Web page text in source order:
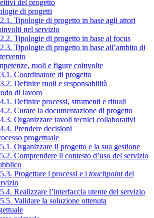
del progetto
di progetti
Tipologie di progetto in base agli attori
nel servizio
Tipologie di progetto in base al focus
Tipologie di progetto in base all’ambito di
ruoli e figure coinvolte
Coordinatore di progetto
Definire ruoli e responsabilità
di lavoro
Definire processi, strumenti e rituali
Curare la documentazione di progetto
Organizzare tavoli tecnici collaborativi
Prendere decisioni
progettuale
Organizzare il progetto e la sua gestione
Comprendere il contesto d’uso del servizio
Progettare i processi e i touchpointdel
Realizzare l’interfaccia utente del servizio
Validare la soluzione ottenuta